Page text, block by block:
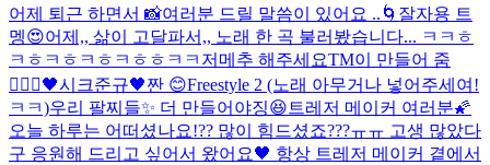
어제 퇴근 하면서 📸여러분 드릴 말씀이 있어요 .. 🌀 잘자용 트
멩😍어제,, 삶이 고달파서,, 노래 한 곡 불러봤습니다... ㅋㅋㅎ
ㅋㅎㅋㅎㅋㅎㅋㅎㅎㅋㅋ 저메추 해주세요TM이 만들어 줌
🧚🏻‍♀️🖤시크준규🖤짠 😊Freestyle 2 (노래 아무거나 넣어주세여!
ㅋㅋ)우리 팔찌들✨ 더 만들어야징😆 트레저 메이커 여러분🌠
오늘 하루는 어떠셨나요!?? 많이 힘드셨죠???ㅠㅠ 고생 많았다
구 응원해 드리고 싶어서 왔어요🖤 항상 트레저 메이커 곁에서